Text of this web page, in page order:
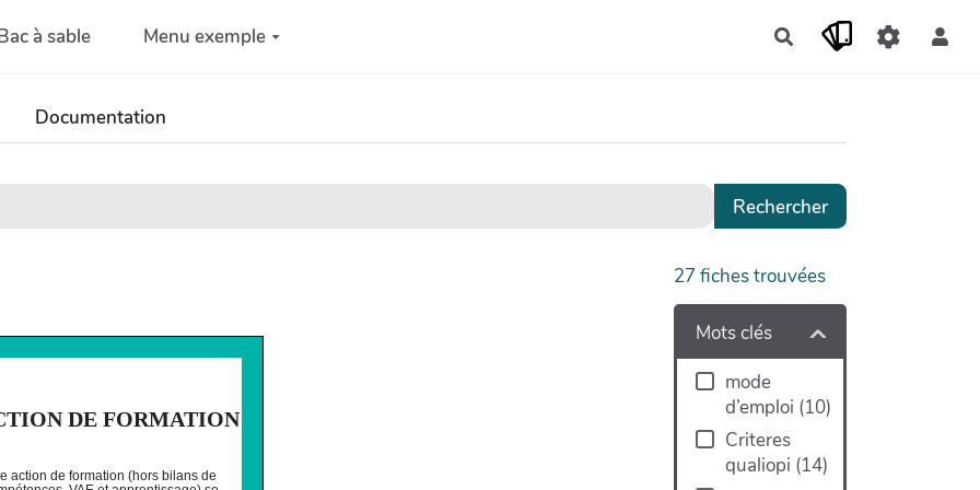
à sable Menu exemple Rechercher
Documentation
27 fiches trouvées
Mots clés
mode
d’emploi (10)
Criteres
qualiopi (14)
DE FORMATION
action de formation (hors bilans de